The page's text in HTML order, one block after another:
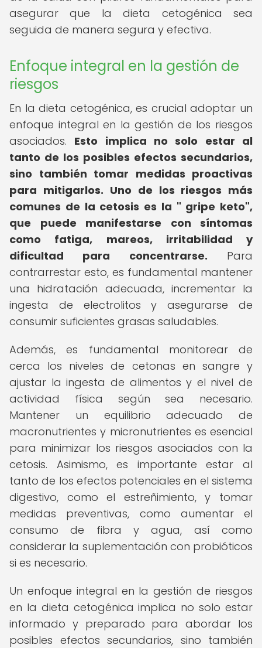
asegurar que la dieta cetogénica sea
seguida de manera segura y efectiva.
Enfoque integral en la gestión de
riesgos
En la dieta cetogénica, es crucial adoptar un
enfoque integral en la gestión de los riesgos
asociados. Esto implica no solo estar al
tanto de los posibles efectos secundarios,
sino también tomar medidas proactivas
para mitigarlos. Uno de los riesgos más
comunes de la cetosis es la " gripe keto",
que puede manifestarse con síntomas
como fatiga, mareos, irritabilidad y
dificultad para concentrarse. Para
contrarrestar esto, es fundamental mantener
una hidratación adecuada, incrementar la
ingesta de electrolitos y asegurarse de
consumir suficientes grasas saludables.
Además, es fundamental monitorear de
cerca los niveles de cetonas en sangre y
ajustar la ingesta de alimentos y el nivel de
actividad física según sea necesario.
Mantener un equilibrio adecuado de
macronutrientes y micronutrientes es esencial
para minimizar los riesgos asociados con la
cetosis. Asimismo, es importante estar al
tanto de los efectos potenciales en el sistema
digestivo, como el estreñimiento, y tomar
medidas preventivas, como aumentar el
consumo de fibra y agua, así como
considerar la suplementación con probióticos
si es necesario.
Un enfoque integral en la gestión de riesgos
en la dieta cetogénica implica no solo estar
informado y preparado para abordar los
posibles efectos secundarios, sino también